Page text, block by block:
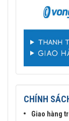
Mua vòng bi
tín?
CHÍNH
Giao hàng